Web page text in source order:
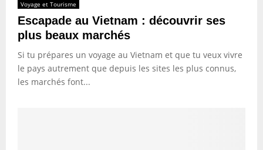
Voyage et Tourisme
Escapade au Vietnam : découvrir ses
plus beaux marchés
Si tu prépares un voyage au Vietnam et que tu veux vivre
le pays autrement que depuis les sites les plus connus,
les marchés font...